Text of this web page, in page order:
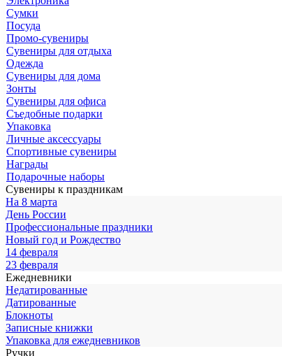
Сумки
Посуда
Промо-сувениры
Сувениры для отдыха
Одежда
Сувениры для дома
Зонты
Сувениры для офиса
Съедобные подарки
Упаковка
Личные аксессуары
Спортивные сувениры
Награды
Подарочные наборы
Сувениры к праздникам
На 8 марта
День России
Профессиональные праздники
Новый год и Рождество
14 февраля
23 февраля
Ежедневники
Недатированные
Датированные
Блокноты
Записные книжки
Упаковка для ежедневников
Ручки